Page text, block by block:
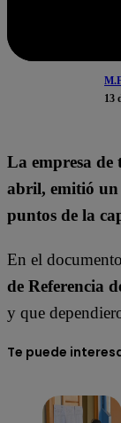
13
La empresa de
abril, emitió un
puntos de la
En el
de Referencia
y que
Te puede